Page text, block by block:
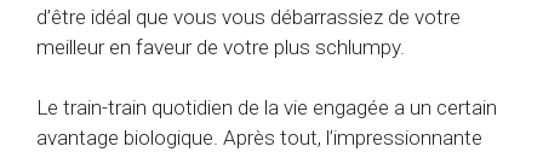
d’être idéal que vous vous débarrassiez de votre
meilleur en faveur de votre plus schlumpy.
Le train-train quotidien de la vie engagée a un certain
avantage biologique. Après tout, l’impressionnante